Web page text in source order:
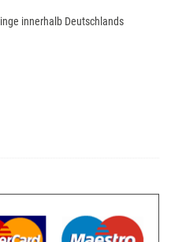
innerhalb Deutschlands